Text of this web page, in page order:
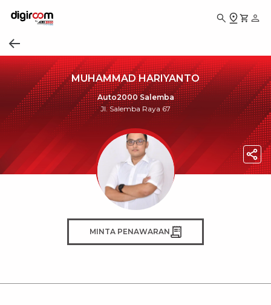
MUHAMMAD HARIYANTO
Auto2000 Salemba
Jl. Salemba Raya 67
MINTA PENAWARAN